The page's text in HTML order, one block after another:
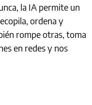
la IA permite un
ordena y
rompe otras, toma
en redes y nos